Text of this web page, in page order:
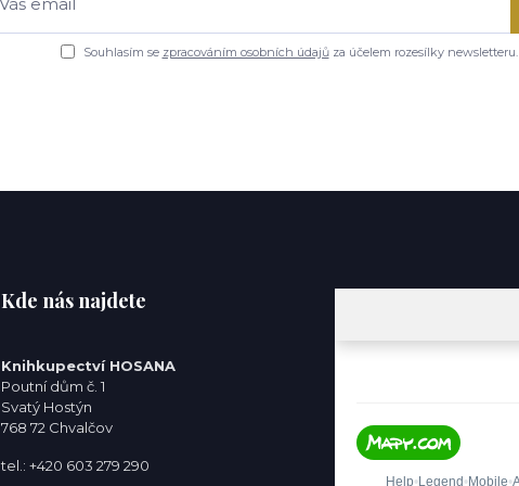
Souhlasím se zpracováním osobních údajůza účelem rozesílky newsletteru.
Kde nás najdete
Knihkupectví HOSANA
Poutní dům č. 1
Svatý Hostýn
768 72 Chvalčov
tel.: +420 603 279 290